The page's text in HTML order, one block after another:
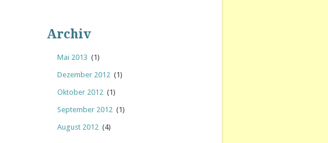
Archiv
Mai 2013 (1)
Dezember 2012 (1)
Oktober 2012 (1)
September 2012 (1)
August 2012 (4)